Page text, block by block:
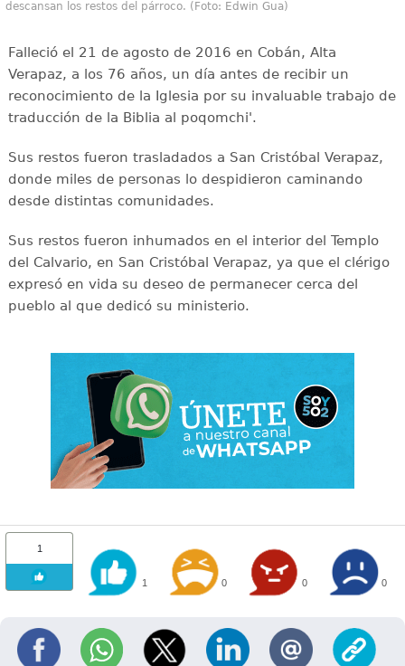
descansan los restos del párroco. (Foto: Edwin Gua)
Falleció el 21 de agosto de 2016 en Cobán, Alta
Verapaz, a los 76 años, un día antes de recibir un
reconocimiento de la Iglesia por su invaluable trabajo de
traducción de la Biblia al poqomchi'.
Sus restos fueron trasladados a San Cristóbal Verapaz,
donde miles de personas lo despidieron caminando
desde distintas comunidades.
Sus restos fueron inhumados en el interior del Templo
del Calvario, en San Cristóbal Verapaz, ya que el clérigo
expresó en vida su deseo de permanecer cerca del
pueblo al que dedicó su ministerio.
1
1 0 0 0